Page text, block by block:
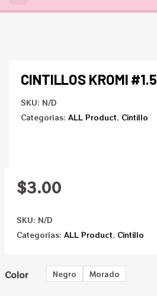
CINTILLOS KROMI #1.5
SKU: N/D
Categorías: ALL Product, Cintillo
$3.00
SKU: N/D
Categorías: ALL Product, Cintillo
Color Negro Morado